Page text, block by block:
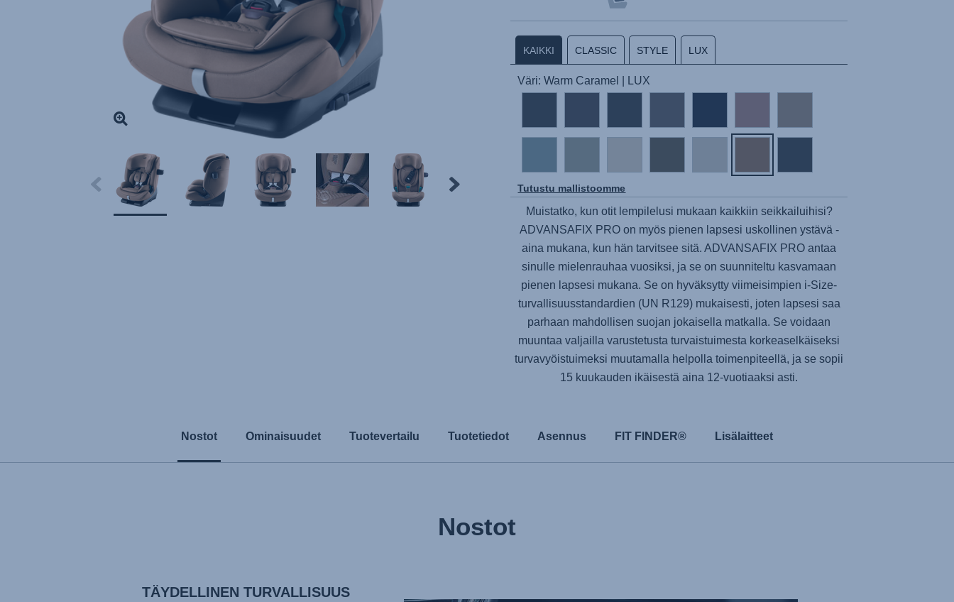
KAIKKI CLASSIC STYLE LUX
Väri: Warm Caramel | LUX
Tutustu mallistoomme
Muistatko, kun otit lempilelusi mukaan kaikkiin seikkailuihisi?
ADVANSAFIX PROon myös pienen lapsesi uskollinen ystävä -
aina mukana, kun hän tarvitsee sitä.ADVANSAFIX PRO antaa
sinulle mielenrauhaa vuosiksi, ja se on suunniteltu kasvamaan
pienen lapsesi mukana. Se on hyväksytty viimeisimpien i-Size-
turvallisuusstandardien (UN R129) mukaisesti, joten lapsesi saa
parhaan mahdollisen suojan jokaisella matkalla. Se voidaan
muuntaa valjailla varustetusta turvaistuimesta korkeaselkäiseksi
turvavyöistuimeksi muutamalla helpolla toimenpiteellä, ja se sopii
15 kuukauden ikäisestä aina 12-vuotiaaksi asti.
Nostot Ominaisuudet Tuotevertailu Tuotetiedot Asennus FIT FINDER® Lisälaitteet
Nostot
TÄYDELLINEN TURVALLISUUS